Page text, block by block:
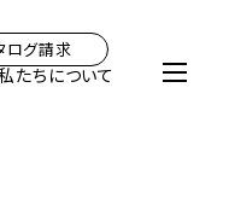
ログ請求
たちについて